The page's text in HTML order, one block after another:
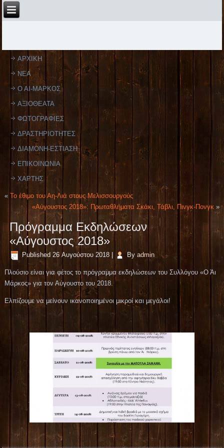
ΑΡΧΙΚΗ
ΝΕΑ
Ο ΑΙ-ΜΑΡΚΟΣ
ΑΞΙΟΘΕΑΤΑ
ΦΩΤΟΓΡΑΦΙΕΣ
ΔΡΑΣΤΗΡΙΟΤΗΤΕΣ
ΔΙΑΜΟΝΗ-ΕΣΤΙΑΣΗ
ΕΠΙΚΟΙΝΩΝΙΑ
ΧΑΡΤΗΣ
«Το έθιμο του Αη-Λιά στους Μελισσουργούς
«Αύγουστος 2018»: Πρωταθλήματα Σκάκι, Τάβλι, Πινγκ-Πονγκ»
Πρόγραμμα Εκδηλώσεων
«Αύγουστος 2018»
Published 26 Αυγούστου 2018 By admin
Πλούσιο είναι για φέτος το πρόγραμμα εκδηλώσεων του Συλλόγου «Ο Άι
Μάρκος» για τον Αύγουστο του 2018.
Ελπίζουμε να μείνουν ικανοποιημένοι μικροί και μεγάλοι!